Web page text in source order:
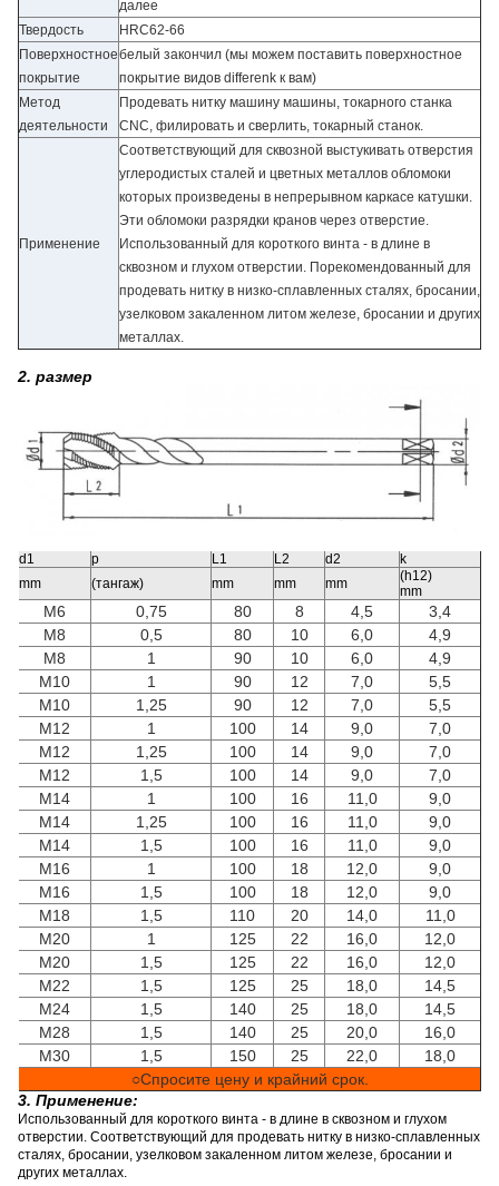
далее
Твердость
HRC62-66
Поверхностное
покрытие
белый закончил (мы можем поставить поверхностное
покрытие видов differenk к вам)
Метод
деятельности
Продевать нитку машину машины, токарного станка
CNC, филировать и сверлить, токарный станок.
Применение
Соответствующий для сквозной выстукивать отверстия
углеродистых сталей и цветных металлов обломоки
которых произведены в непрерывном каркасе катушки.
Эти обломоки разрядки кранов через отверстие.
Использованный для короткого винта - в длине в
сквозном и глухом отверстии. Порекомендованный для
продевать нитку в низко-сплавленных сталях, бросании,
узелковом закаленном литом железе, бросании и других
металлах.
2. размер
d1 p L1 L2 d2
k
mm
(тангаж) mm mm mm
(h12)
mm
M6 0,75 80 8 4,5
3,4
M8
0,5 80 10 6,0
4,9
M8
1 90 10 6,0
4,9
M10
1 90 12 7,0
5,5
M10
1,25 90 12 7,0
5,5
M12
1 100 14 9,0
7,0
M12
1,25 100 14 9,0
7,0
M12
1,5 100 14 9,0
7,0
M14
1 100 16 11,0
9,0
M14
1,25 100 16 11,0
9,0
M14
1,5 100 16 11,0
9,0
M16
1 100 18 12,0
9,0
M16
1,5 100 18 12,0
9,0
M18
1,5 110 20 14,0
11,0
M20
1 125 22 16,0
12,0
M20
1,5 125 22 16,0
12,0
M22
1,5 125 25 18,0
14,5
M24
1,5 140 25 18,0
14,5
M28
1,5 140 25 20,0
16,0
M30
1,5 150 25 22,0
18,0
○Спросите цену и крайний срок.
3. Применение:
Использованный для короткого винта - в длине в сквозном и глухом
отверстии. Соответствующий для продевать нитку в низко-сплавленных
сталях, бросании, узелковом закаленном литом железе, бросании и
других металлах.